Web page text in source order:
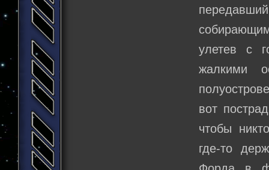
улетев с
жалкими
вот
чтобы
где-то